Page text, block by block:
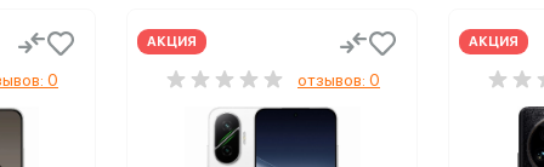
0
АКЦИЯ
отзывов: 0
АКЦИЯ